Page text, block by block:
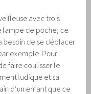
avec trois
lampe de poche; ce
besoin de se déplacer
exemple. Pour
faire coulisser le
ludique et sa
d’un enfant que ce